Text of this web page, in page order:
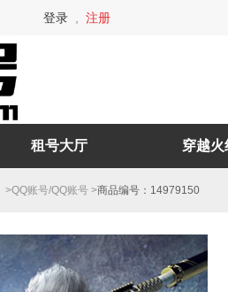
登录 注册
租号大厅 穿越火
>QQ账号/QQ账号 >商品编号：14979150